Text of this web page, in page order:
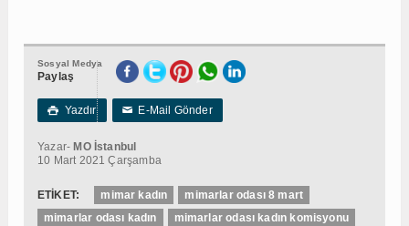
Sosyal Medya
Paylaş
 Yazdır ✉E-Mail Gönder
Yazar- MO İstanbul
10 Mart 2021 Çarşamba
ETİKET: mimar kadın
mimarlar odası 8 mart
mimarlar odası kadın
mimarlar odası kadın komisyonu